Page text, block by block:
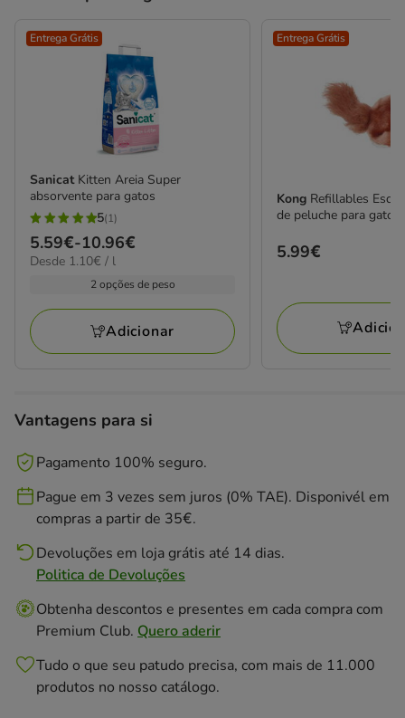
Entrega Grátis
Sanicat Kitten Areia Super
absorvente para gatos
5
estrelas
com
avaliações
5(1)
Preço
de
10.96€
5.59€-10.96€
1.10€
Desde 1.10€ / l
2 opções de peso
Adicionar
Entrega Grátis
Kong Refillables
de peluche para gatos
Preço
5.99€
Vantagens para si
Pagamento 100% seguro.
Pague em 3 vezes sem juros (0% TAE). Disponivél em
compras a partir de 35€.
Devoluções em loja grátis até 14 dias.
Politica de Devoluções
Obtenha descontos e presentes em cada compra com
Premium Club. Quero aderir
Tudo o que seu patudo precisa, com mais de 11.000
produtos no nosso catálogo.